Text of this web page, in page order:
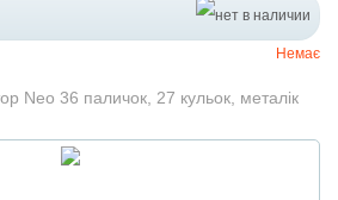
Немає
Neo 36 паличок, 27 кульок, металік